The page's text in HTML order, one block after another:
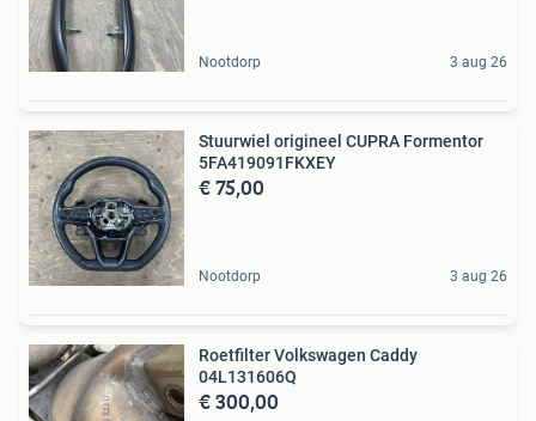
Nootdorp 3 aug 26
Stuurwiel origineel CUPRA Formentor
5FA419091FKXEY
€ 75,00
Nootdorp 3 aug 26
Roetfilter Volkswagen Caddy
04L131606Q
€ 300,00